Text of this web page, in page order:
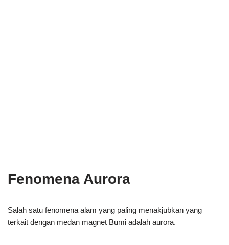
Fenomena Aurora
Salah satu fenomena alam yang paling menakjubkan yang
terkait dengan medan magnet Bumi adalah aurora.